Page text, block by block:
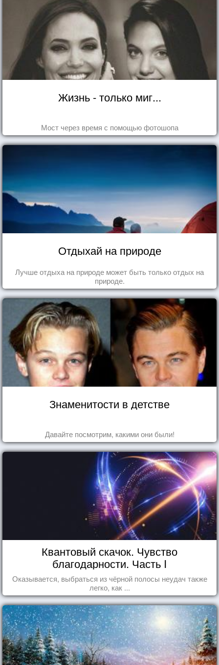
Жизнь - только миг...
Мост через время с помощью фотошопа
Отдыхай на природе
Лучше отдыха на природе может быть только отдых на
природе.
Знаменитости в детстве
Давайте посмотрим, какими они были!
Квантовый скачок. Чувство
благодарности. Часть I
Оказывается, выбраться из чёрной полосы неудач также
легко, как ...